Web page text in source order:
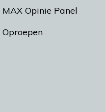
MAX Opinie Panel
Oproepen